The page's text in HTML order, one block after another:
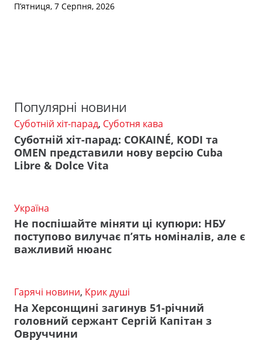
П’ятниця, 7 Серпня, 2026
Популярні новини
Суботній хіт-парад, Суботня кава
Суботній хіт-парад: COKAINÉ, KODI та
OMEN представили нову версію Cuba
Libre & Dolce Vita
Україна
Не поспішайте міняти ці купюри: НБУ
поступово вилучає п’ять номіналів, але є
важливий нюанс
Гарячі новини, Крик душі
На Херсонщині загинув 51-річний
головний сержант Сергій Капітан з
Овруччини